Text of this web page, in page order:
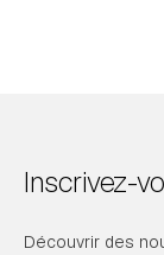
Inscrivez-
Découvrir des